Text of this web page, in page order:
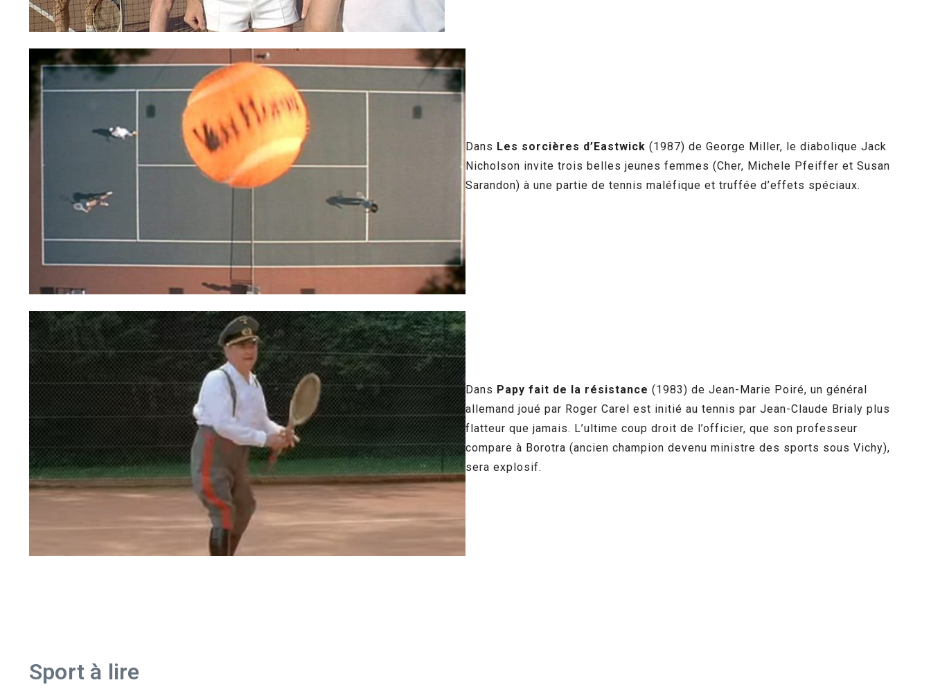
Dans Les sorcières d’Eastwick (1987) de George Miller, le diabolique Jack
Nicholson invite trois belles jeunes femmes (Cher, Michele Pfeiffer et Susan
Sarandon) à une partie de tennis maléfique et truffée d’effets spéciaux.
Dans Papy fait de la résistance (1983) de Jean-Marie Poiré, un général
allemand joué par Roger Carel est initié au tennis par Jean-Claude Brialy plus
flatteur que jamais. L’ultime coup droit de l’officier, que son professeur
compare à Borotra (ancien champion devenu ministre des sports sous Vichy),
sera explosif.
Sport à lire